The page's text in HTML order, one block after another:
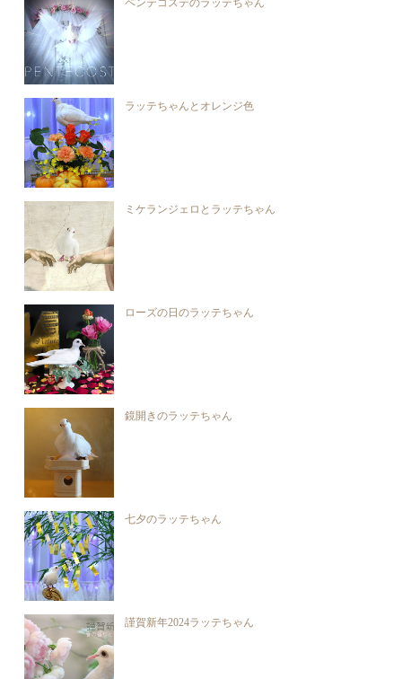
ペンテコステのラッテちゃん
ラッテちゃんとオレンジ色
ミケランジェロとラッテちゃん
ローズの日のラッテちゃん
鏡開きのラッテちゃん
七夕のラッテちゃん
謹賀新年2024ラッテちゃん